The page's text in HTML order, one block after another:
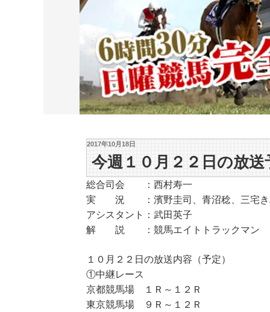
2017年10月18日
今週１０月２２日の放送
総合司会 ：西村寿一
実 況 ：濱野圭司、青沼稔、三宅き
アシスタント：武田英子
解 説 ：競馬エイトトラックマン
１０月２２日の放送内容（予定）
①中継レース
京都競馬場 １Ｒ～１２Ｒ
東京競馬場 ９Ｒ～１２Ｒ